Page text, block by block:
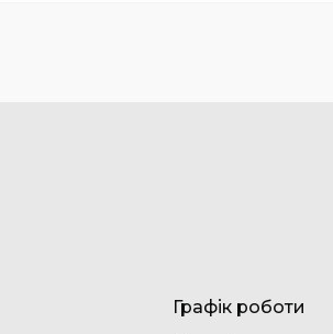
Графік роботи